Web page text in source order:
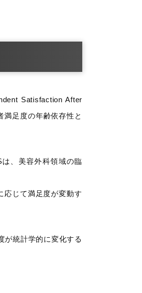
Satisfaction After
足度の年齢依存性と
、美容外科領域の臨
応じて満足度が変動す
が統計学的に変化する